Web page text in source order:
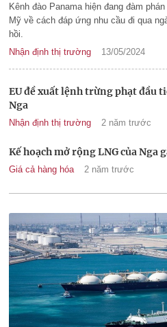
Kênh đào Panama hiện đang đàm
Mỹ về cách đáp ứng nhu cầu đi qua
hồi.
Nhận định thị trường
13/05/2024
EU đề xuất lệnh trừng phạt đầu
Nga
Nhận định thị trường 2 năm trước
Kế hoạch mở rộng LNG của Nga
Giá cả hàng hóa 2 năm trước